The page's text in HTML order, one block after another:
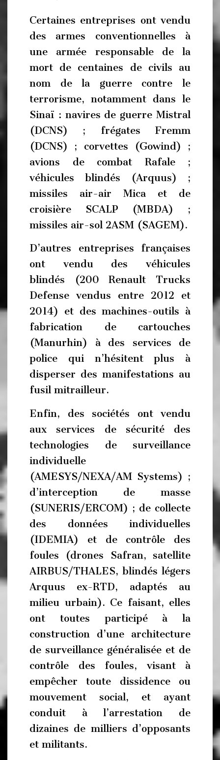
Certaines entreprises ont vendu
des armes conventionnelles à
une armée responsable de la
mort de centaines de civils au
nom de la guerre contre le
terrorisme, notamment dans le
Sinaï : navires de guerre Mistral
(DCNS) ; frégates Fremm
(DCNS) ; corvettes (Gowind) ;
avions de combat Rafale ;
véhicules blindés (Arquus) ;
missiles air-air Mica et de
croisière SCALP (MBDA) ;
missiles air-sol 2ASM (SAGEM).
D’autres entreprises françaises
ont vendu des véhicules
blindés (200 Renault Trucks
Defense vendus entre 2012 et
2014) et des machines-outils à
fabrication de cartouches
(Manurhin) à des services de
police qui n’hésitent plus à
disperser des manifestations au
fusil mitrailleur.
Enfin, des sociétés ont vendu
aux services de sécurité des
technologies de surveillance
individuelle
(AMESYS/NEXA/AM Systems) ;
d’interception de masse
(SUNERIS/ERCOM) ; de collecte
des données individuelles
(IDEMIA) et de contrôle des
foules (drones Safran, satellite
AIRBUS/THALES, blindés légers
Arquus ex-RTD, adaptés au
milieu urbain). Ce faisant, elles
ont toutes participé à la
construction d’une architecture
de surveillance généralisée et de
contrôle des foules, visant à
empêcher toute dissidence ou
mouvement social, et ayant
conduit à l’arrestation de
dizaines de milliers d’opposants
et militants.